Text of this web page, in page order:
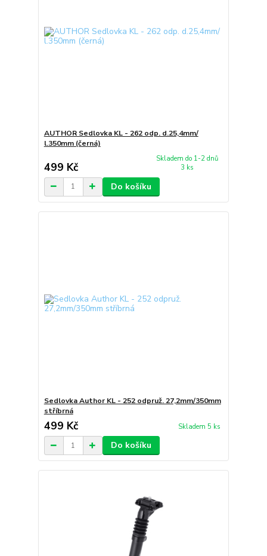
AUTHOR Sedlovka KL - 262 odp. d.25,4mm/
l.350mm (černá)
499 Kč
Skladem do 1-2 dnů
3 ks
Do košíku
Sedlovka Author KL - 252 odpruž. 27,2mm/350mm
stříbrná
499 Kč Skladem 5 ks
Do košíku